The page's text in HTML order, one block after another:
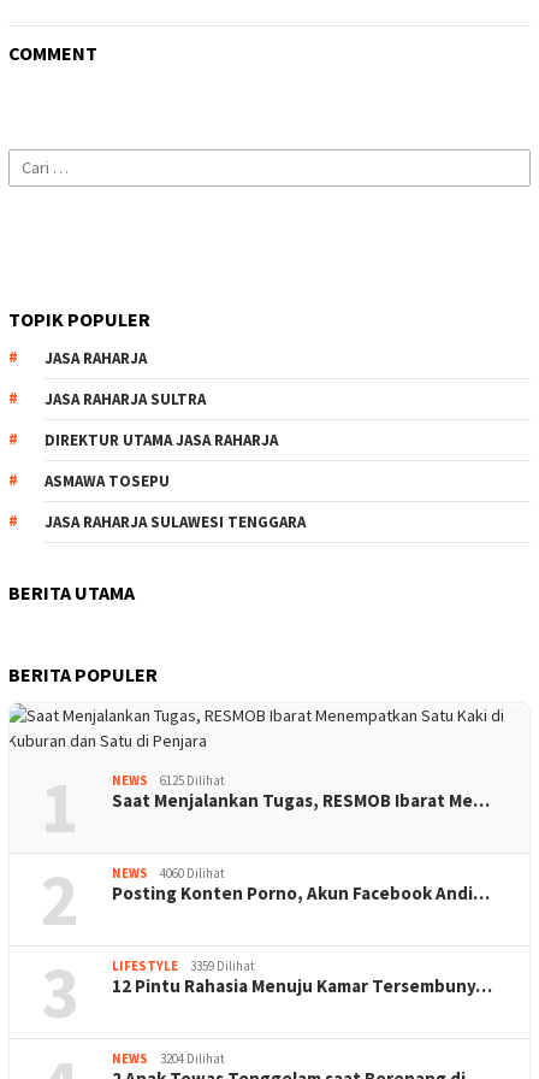
COMMENT
Cari
untuk:
TOPIK POPULER
JASA RAHARJA
JASA RAHARJA SULTRA
DIREKTUR UTAMA JASA RAHARJA
ASMAWA TOSEPU
JASA RAHARJA SULAWESI TENGGARA
BERITA UTAMA
BERITA POPULER
1 NEWS 6125 Dilihat
Saat Menjalankan Tugas, RESMOB Ibarat Me…
2 NEWS 4060 Dilihat
Posting Konten Porno, Akun Facebook Andi…
3 LIFESTYLE 3359 Dilihat
12 Pintu Rahasia Menuju Kamar Tersembuny…
NEWS 3204 Dilihat